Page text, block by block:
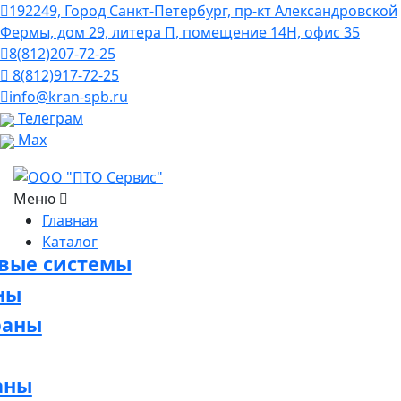
192249, Город Санкт-Петербург, пр-кт Александровской
Фермы, дом 29, литера П, помещение 14Н, офис 35
8(812)207-72-25
8(812)917-72-25
info@kran-spb.ru
Телеграм
Max
Меню
Главная
Каталог
системы